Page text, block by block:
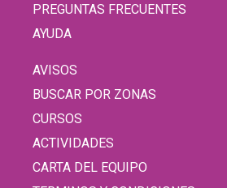
PREGUNTAS FRECUENTES
AYUDA
AVISOS
BUSCAR POR ZONAS
CURSOS
ACTIVIDADES
CARTA DEL EQUIPO